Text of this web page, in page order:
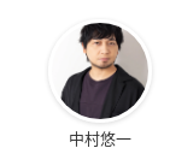
中村悠一